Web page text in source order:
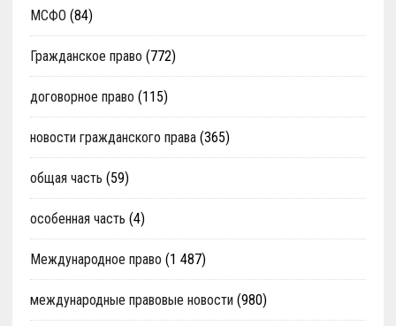
МСФО (84)
Гражданское право (772)
договорное право (115)
новости гражданского права(365)
общая часть (59)
особенная часть (4)
Международное право (1 487)
международные правовые новости (980)